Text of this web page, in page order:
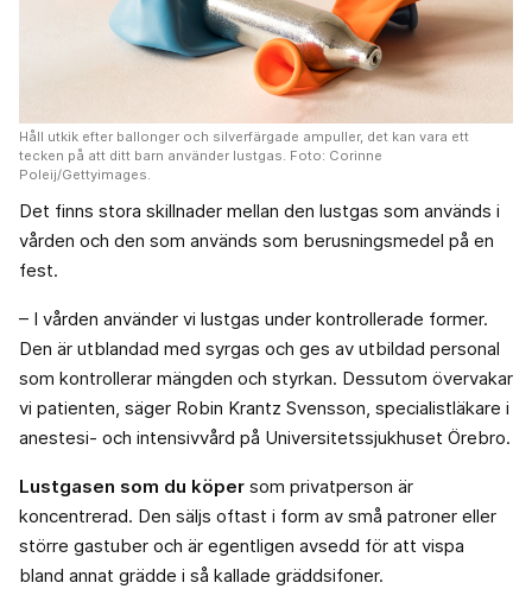
Håll utkik efter ballonger och silverfärgade ampuller, det kan vara ett
tecken på att ditt barn använder lustgas. Foto: Corinne
Poleij/Gettyimages.
Det finns stora skillnader mellan den lustgas som används i
vården och den som används som berusningsmedel på en
fest.
– I vården använder vi lustgas under kontrollerade former.
Den är utblandad med syrgas och ges av utbildad personal
som kontrollerar mängden och styrkan. Dessutom övervakar
vi patienten, säger Robin Krantz Svensson, specialistläkare i
anestesi- och intensivvård på Universitetssjukhuset Örebro.
Lustgasen som du köper som privatperson är
koncentrerad. Den säljs oftast i form av små patroner eller
större gastuber och är egentligen avsedd för att vispa
bland annat grädde i så kallade gräddsifoner.